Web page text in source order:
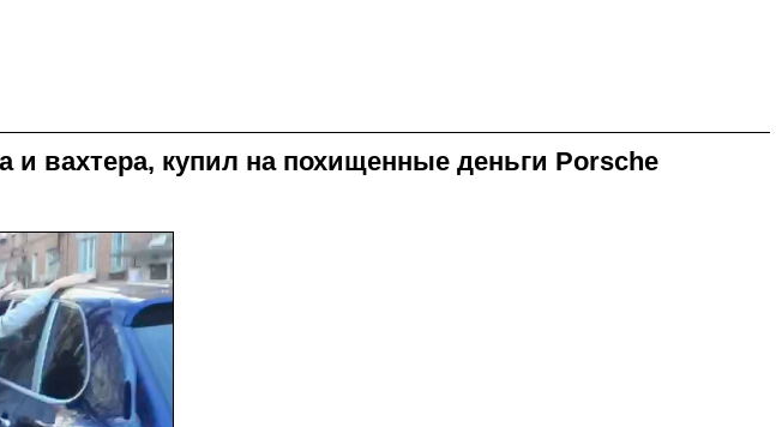
и вахтера, купил на похищенные деньги Porsche